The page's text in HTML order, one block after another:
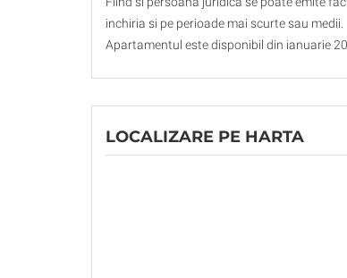
inchiria si pe perioade mai scurte sau medii.
Apartamentul este disponibil din ianuarie
LOCALIZARE PE HARTA